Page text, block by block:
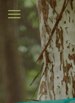
メ
ニ
ー